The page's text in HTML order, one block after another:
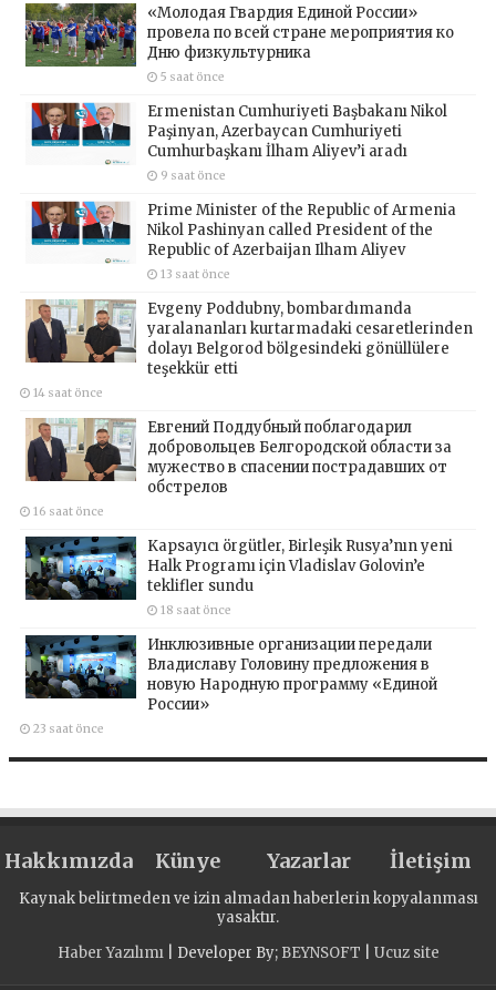
«Молодая Гвардия Единой России»
провела по всей стране мероприятия ко
Дню физкультурника
5 saat önce
Ermenistan Cumhuriyeti Başbakanı Nikol
Paşinyan, Azerbaycan Cumhuriyeti
Cumhurbaşkanı İlham Aliyev’i aradı
9 saat önce
Prime Minister of the Republic of Armenia
Nikol Pashinyan called President of the
Republic of Azerbaijan Ilham Aliyev
13 saat önce
Evgeny Poddubny, bombardımanda
yaralananları kurtarmadaki cesaretlerinden
dolayı Belgorod bölgesindeki gönüllülere
teşekkür etti
14 saat önce
Евгений Поддубный поблагодарил
добровольцев Белгородской области за
мужество в спасении пострадавших от
обстрелов
16 saat önce
Kapsayıcı örgütler, Birleşik Rusya’nın yeni
Halk Programı için Vladislav Golovin’e
teklifler sundu
18 saat önce
Инклюзивные организации передали
Владиславу Головину предложения в
новую Народную программу «Единой
России»
23 saat önce
Hakkımızda Künye Yazarlar İletişim
Kaynak belirtmeden ve izin almadan haberlerin kopyalanması
yasaktır.
Haber Yazılımı| Developer By; BEYNSOFT Ucuz site